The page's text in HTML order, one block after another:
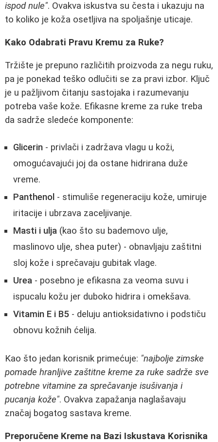
ispod nule". Ovakva iskustva su česta i ukazuju na
to koliko je koža osetljiva na spoljašnje uticaje.
Kako Odabrati Pravu Kremu za Ruke?
Tržište je prepuno različitih proizvoda za negu ruku,
pa je ponekad teško odlučiti se za pravi izbor. Ključ
je u pažljivom čitanju sastojaka i razumevanju
potreba vaše kože. Efikasne kreme za ruke treba
da sadrže sledeće komponente:
Glicerin - privlači i zadržava vlagu u koži,
omogućavajući joj da ostane hidrirana duže
vreme.
Panthenol - stimuliše regeneraciju kože, umiruje
iritacije i ubrzava zaceljivanje.
Masti i ulja (kao što su bademovo ulje,
maslinovo ulje, shea puter) - obnavljaju zaštitni
sloj kože i sprečavaju gubitak vlage.
Urea - posebno je efikasna za veoma suvu i
ispucalu kožu jer duboko hidrira i omekšava.
Vitamin E i B5 - deluju antioksidativno i podstiču
obnovu kožnih ćelija.
Kao što jedan korisnik primećuje: "najbolje zimske
pomade hranljive zaštitne kreme za ruke sadrže sve
potrebne vitamine za sprečavanje isušivanja i
pucanja kože". Ovakva zapažanja naglašavaju
značaj bogatog sastava kreme.
Preporučene Kreme na Bazi Iskustava Korisnika